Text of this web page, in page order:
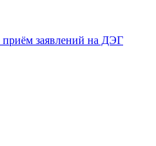
приём заявлений на ДЭГ